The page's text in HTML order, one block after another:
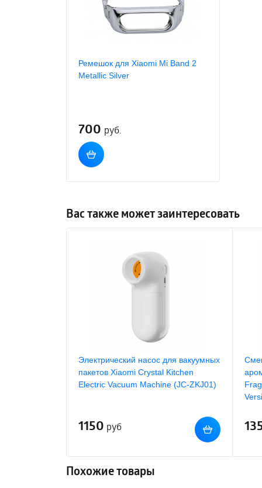
Ремешок для Xiaomi Mi Band 2
Metallic Silver
700 руб.
Вас также может заинтересовать
Электрический насос для вакуумных
пакетов Xiaomi Crystal Kitchen
Electric Vacuum Machine (JC-ZKJ01)
1150 руб
Похожие товары